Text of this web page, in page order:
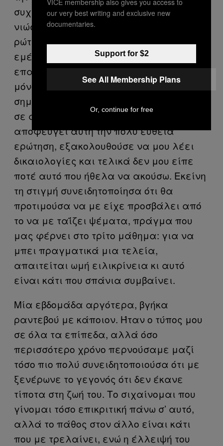
συχνά, η ειλικρίνεια θα σε κάνει να
νιώσεις απίστευτα ευάλωτος. Μετά τον
ρώτησα: «Τι αισθάνεσαι εσύ για
εμένα;». Μάθημα δεύτερο γύρω από την
επαναστατική ειλικρίνεια: απλά και
μόνο το ότι είσαι ειλικρινής δεν
σημαίνει ότι θα πάρεις αυτό που θέλεις
σε αντάλλαγμα. Εξακολουθούσε να
αποφεύγει αυτή την πολύ ευθεία
ερώτηση, εξακολουθούσε να μου λέει
δικαιολογίες και τελικά δεν μου είπε
ποτέ αυτό που ήθελα να ακούσω. Εκείνη
τη στιγμή συνειδητοποίησα ότι θα
προτιμούσα να με είχε προσβάλει από
το να με ταΐζει ψέματα, πράγμα που
μας φέρνει στο τρίτο μάθημα: για να
μπει πραγματικά μια τελεία,
απαιτείται ωμή ειλικρίνεια κι αυτό
είναι κάτι που σπάνια συμβαίνει.
Μία εβδομάδα αργότερα, βγήκα
ραντεβού με κάποιον. Ήταν ο τύπος μου
σε όλα τα επίπεδα, αλλά όσο
περισσότερο χρόνο περνούσαμε μαζί
τόσο πιο πολύ συνειδητοποιούσα ότι με
ξενέρωνε το γεγονός ότι δεν έκανε
τίποτα στη ζωή του. Το σιχαίνομαι που
γίνομαι τόσο επικριτική πάνω σ’ αυτό,
αλλά το πάθος στον άλλο είναι κάτι
που με τρελαίνει, ενώ η έλλειψή του
our very best writing and exclusive new
documentaries.
Support for $2
See All Membership Plans
Or, continue for free